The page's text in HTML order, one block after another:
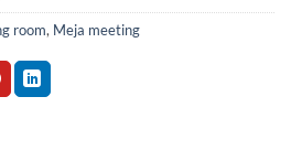
room, Meja meeting